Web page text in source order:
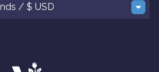
/ $ USD